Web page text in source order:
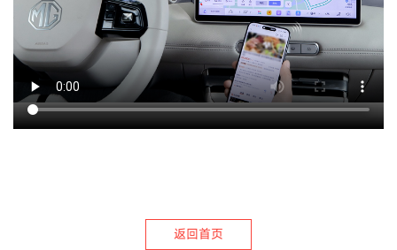
返回首页